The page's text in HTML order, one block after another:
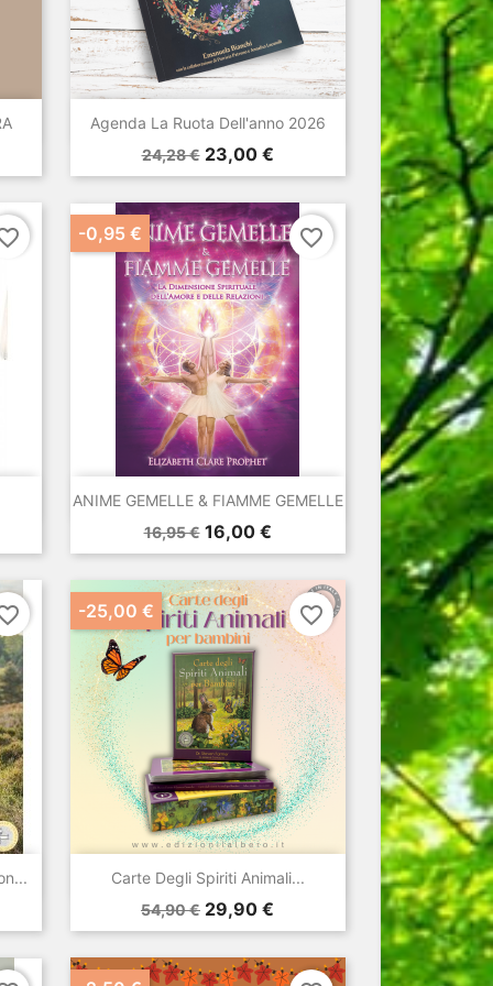
Agenda La Ruota Dell'anno 2026
Prezzo
base
24,28 € Prezzo
23,00 €
Anteprima
ANIME GEMELLE & FIAMME GEMELLE
Prezzo
base
16,95 € Prezzo
16,00 €
-0,95 €
Anteprima
favorite_border
Carte Degli Spiriti Animali...
Prezzo
base
54,90 € Prezzo
29,90 €
-25,00 €
Anteprima
favorite_border